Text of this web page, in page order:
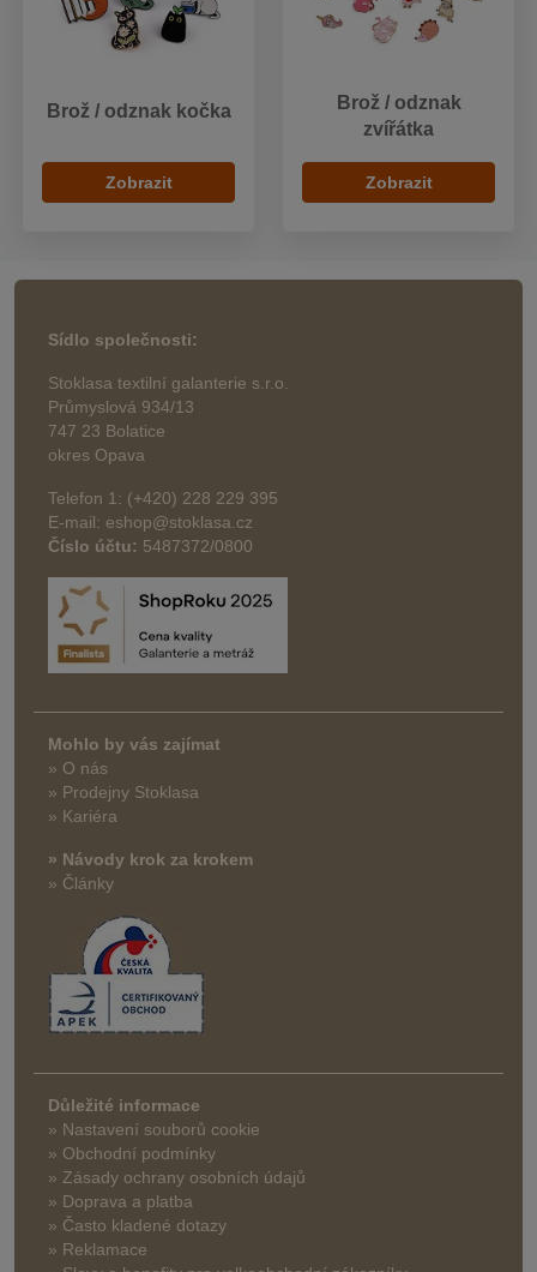
Brož / odznak kočka
Zobrazit
Brož / odznak
zvířátka
Zobrazit
Sídlo společnosti:
Stoklasa textilní galanterie s.r.o.
Průmyslová 934/13
747 23 Bolatice
okres Opava
Telefon 1: (+420) 228 229 395
E-mail: eshop@stoklasa.cz
Číslo účtu: 5487372/0800
Mohlo by vás zajímat
» O nás
» Prodejny Stoklasa
» Kariéra
» Návody krok za krokem
» Články
Důležité informace
» Nastavení souborů cookie
» Obchodní podmínky
» Zásady ochrany osobních údajů
» Doprava a platba
» Často kladené dotazy
» Reklamace